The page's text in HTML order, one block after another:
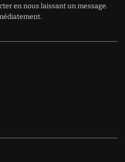
en nous laissant un message.